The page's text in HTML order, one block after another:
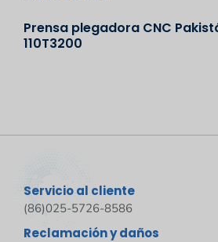
Prensa plegadora CNC
110T3200
Servicio al cliente
(86)025-5726-8586
Reclamación y daños